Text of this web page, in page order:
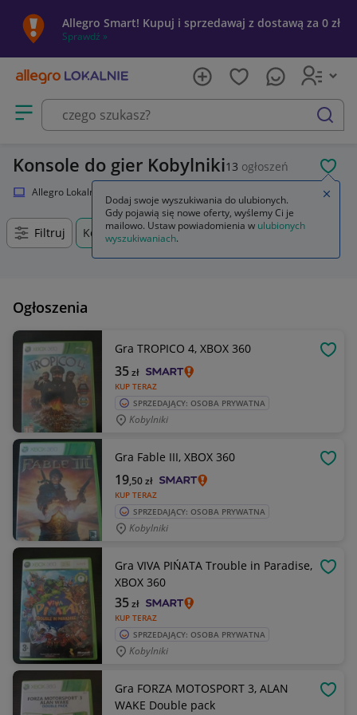
Allegro Smart! Kupuj i sprzedawaj z dostawą za 0 zł
Sprawdź »
Otwórz menu z kategoriami
szukaj
Konsole do gier Kobylniki13 ogłoszeń
Allegro Lokalnie
Filtruj Kobylniki, Wielkopolskie, +0 km
Ogłoszenia
Gra TROPICO 4, XBOX 360
KUP TERAZ
35zł
SPRZEDAJĄCY: OSOBA PRYWATNA
Kobylniki
Gra Fable III, XBOX 360
KUP TERAZ
19,50zł
SPRZEDAJĄCY: OSOBA PRYWATNA
Kobylniki
Gra VIVA PIŃATA Trouble in Paradise,
XBOX 360
KUP TERAZ
35zł
SPRZEDAJĄCY: OSOBA PRYWATNA
Kobylniki
Gra FORZA MOTOSPORT 3, ALAN
WAKE Double pack
Dodaj swoje wyszukiwania do ulubionych.
Gdy pojawią się nowe oferty, wyślemy Ci je
mailowo. Ustaw powiadomienia w ulubionych
wyszukiwaniach.